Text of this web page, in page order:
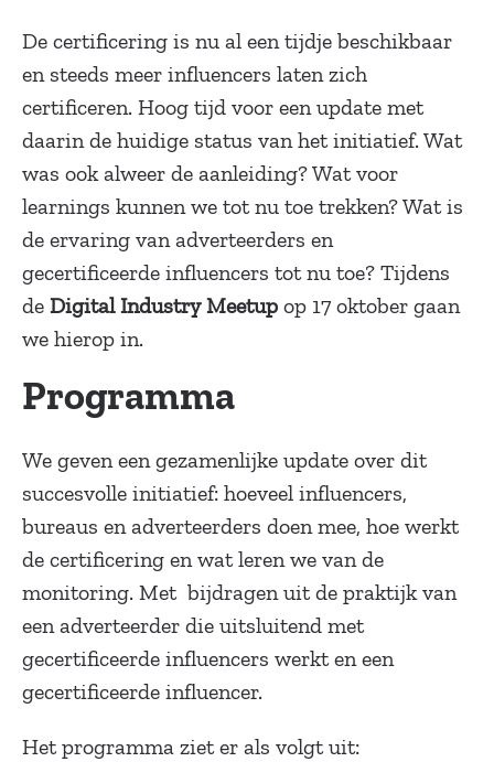
De certificering is nu al een tijdje beschikbaar
en steeds meer influencers laten zich
certificeren. Hoog tijd voor een update met
daarin de huidige status van het initiatief. Wat
was ook alweer de aanleiding? Wat voor
learnings kunnen we tot nu toe trekken? Wat is
de ervaring van adverteerders en
gecertificeerde influencers tot nu toe? Tijdens
de Digital Industry Meetup op 17 oktober gaan
we hierop in.
Programma
We geven een gezamenlijke update over dit
succesvolle initiatief: hoeveel influencers,
bureaus en adverteerders doen mee, hoe werkt
de certificering en wat leren we van de
monitoring. Met bijdragen uit de praktijk van
een adverteerder die uitsluitend met
gecertificeerde influencers werkt en een
gecertificeerde influencer.
Het programma ziet er als volgt uit: